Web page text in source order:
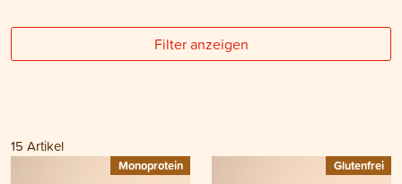
Filter anzeigen
15 Artikel
Monoprotein Glutenfrei